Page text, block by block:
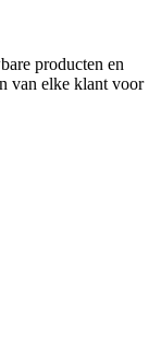
producten en
van elke klant voor